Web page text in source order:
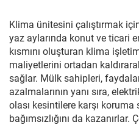
Klima ünitesini çalıştırmak
yaz aylarında konut ve ticari
kısmını oluşturan klima
maliyetlerini ortadan
sağlar. Mülk sahipleri,
azalmalarının yanı sıra,
olası kesintilere karşı
bağımsızlığını da